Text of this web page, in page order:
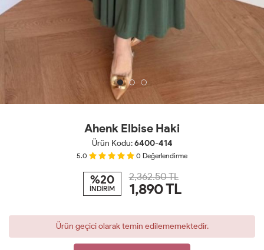
Ahenk Elbise Haki
Ürün Kodu:6400-414
5.0 0 Değerlendirme
%20
İNDİRİM
2,362.50 TL
1,890TL
Ürün geçici olarak temin edilememektedir.